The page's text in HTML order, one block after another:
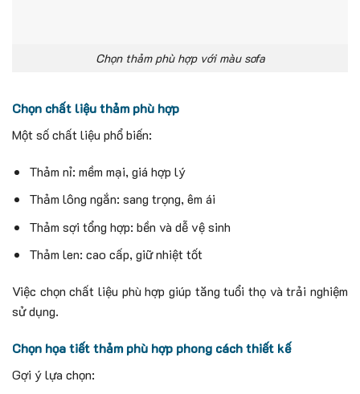
Chọn thảm phù hợp với màu sofa
Chọn chất liệu thảm phù hợp
Một số chất liệu phổ biến:
Thảm nỉ: mềm mại, giá hợp lý
Thảm lông ngắn: sang trọng, êm ái
Thảm sợi tổng hợp: bền và dễ vệ sinh
Thảm len: cao cấp, giữ nhiệt tốt
Việc chọn chất liệu phù hợp giúp tăng tuổi thọ và trải nghiệm
sử dụng.
Chọn họa tiết thảm phù hợp phong cách thiết kế
Gợi ý lựa chọn: